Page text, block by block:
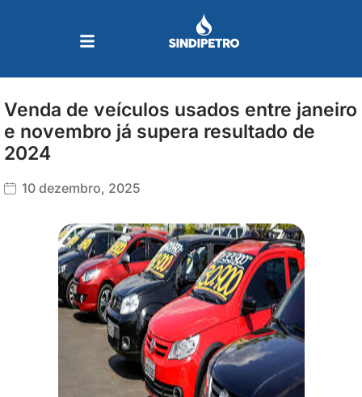
Venda de veículos usados entre janeiro
e novembro já supera resultado de
2024
10 dezembro, 2025